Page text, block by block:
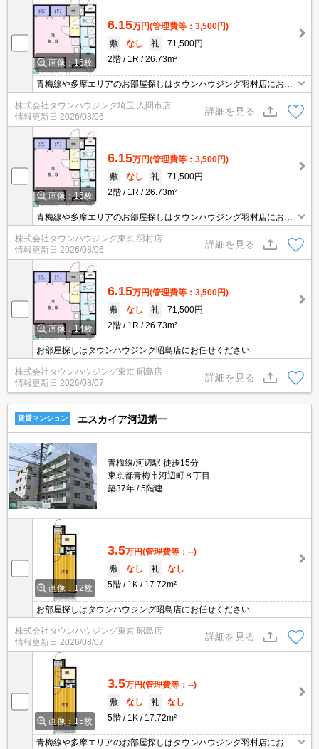
画像：15枚
6.15万円(管理費等：3,500円)
敷
なし 礼
71,500円
2階
1R 26.73m²
青梅線や多摩エリアのお部屋探しはタウンハウジング羽村店にお任
せを！ご来店時無料駐車場ご用意あります！
株式会社タウンハウジング埼玉 入間市店
情報更新日 2026/08/06
詳細を見る
画像：15枚
6.15万円(管理費等：3,500円)
敷
なし 礼
71,500円
2階
1R 26.73m²
青梅線や多摩エリアのお部屋探しはタウンハウジング羽村店にお任
せを！ご来店時無料駐車場ご用意あります！
株式会社タウンハウジング東京 羽村店
情報更新日 2026/08/06
詳細を見る
画像：14枚
6.15万円(管理費等：3,500円)
敷
なし 礼
71,500円
2階
1R 26.73m²
お部屋探しはタウンハウジング昭島店にお任せください
株式会社タウンハウジング東京 昭島店
情報更新日 2026/08/07
詳細を見る
賃貸マンション エスカイア河辺第一
青梅線/河辺駅 徒歩15分
東京都青梅市河辺町８丁目
築37年
5階建
画像：12枚
3.5万円(管理費等：--)
敷
なし 礼
なし
5階
1K 17.72m²
お部屋探しはタウンハウジング昭島店にお任せください
株式会社タウンハウジング東京 昭島店
情報更新日 2026/08/07
詳細を見る
画像：15枚
3.5万円(管理費等：--)
敷
なし 礼
なし
5階
1K 17.72m²
青梅線や多摩エリアのお部屋探しはタウンハウジング羽村店にお任